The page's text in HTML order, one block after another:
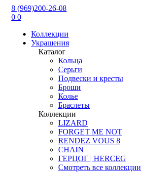
8 (969)200-26-08
0 0
Коллекции
Украшения
Каталог
Кольца
Серьги
Подвески и кресты
Броши
Колье
Браслеты
Коллекции
LIZARD
FORGET ME NOT
RENDEZ VOUS 8
CHAIN
ГЕРЦОГ | HERCEG
Смотреть все коллекции